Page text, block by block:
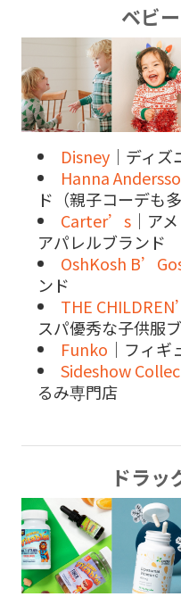
ベビ
Disney ｜ディ
Hanna
ド（親子コーデも多
Carter’s ｜ア
アパレルブランド
OshKosh
ンド
THE
スパ優秀な子供服
Funko ｜フィ
Sideshow
るみ専門店
ドラッ